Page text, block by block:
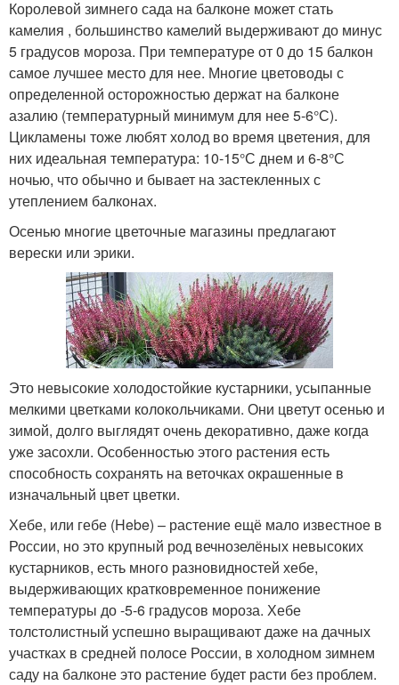
Королевой зимнего сада на балконе может стать
камелия , большинство камелий выдерживают до минус
5 градусов мороза. При температуре от 0 до 15 балкон
самое лучшее место для нее. Многие цветоводы с
определенной осторожностью держат на балконе
азалию (температурный минимум для нее 5-6°С).
Цикламены тоже любят холод во время цветения, для
них идеальная температура: 10-15°С днем и 6-8°С
ночью, что обычно и бывает на застекленных с
утеплением балконах.
Осенью многие цветочные магазины предлагают
верески или эрики.
Это невысокие холодостойкие кустарники, усыпанные
мелкими цветками колокольчиками. Они цветут осенью и
зимой, долго выглядят очень декоративно, даже когда
уже засохли. Особенностью этого растения есть
способность сохранять на веточках окрашенные в
изначальный цвет цветки.
Хебе, или гебе (Hebe) – растение ещё мало известное в
России, но это крупный род вечнозелёных невысоких
кустарников, есть много разновидностей хебе,
выдерживающих кратковременное понижение
температуры до -5-6 градусов мороза. Хебе
толстолистный успешно выращивают даже на дачных
участках в средней полосе России, в холодном зимнем
саду на балконе это растение будет расти без проблем.